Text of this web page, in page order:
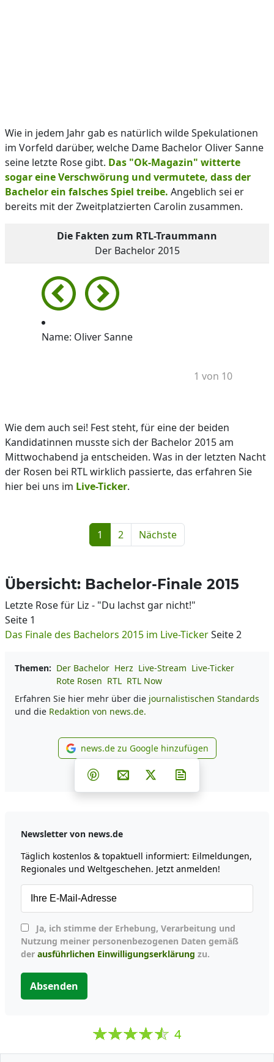
Wie in jedem Jahr gab es natürlich wilde Spekulationen
im Vorfeld darüber, welche Dame Bachelor Oliver Sanne
seine letzte Rose gibt. Das "Ok-Magazin" witterte
sogar eine Verschwörung und vermutete, dass der
Bachelor ein falsches Spiel treibe. Angeblich sei er
bereits mit der Zweitplatzierten Carolin zusammen.
Die Fakten zum RTL-Traummann
Der Bachelor 2015
Name: Oliver Sanne
1 von 10
Wie dem auch sei! Fest steht, für eine der beiden
Kandidatinnen musste sich der Bachelor 2015 am
Mittwochabend ja entscheiden. Was in der letzten Nacht
der Rosen bei RTL wirklich passierte, das erfahren Sie
hier bei uns im Live-Ticker.
1 2 Nächste
Übersicht: Bachelor-Finale 2015
Letzte Rose für Liz - "Du lachst gar nicht!"
Seite 1
Das Finale des Bachelors 2015 im Live-TickerSeite 2
Themen: Der Bachelor Herz Live-Stream Live-Ticker
Rote Rosen RTL RTL Now
Erfahren Sie hier mehr über die journalistischen Standards
und die Redaktion von news.de.
news.de zu Google
news.de zu Google hinzufügen
Teilen auf Facebook
Teilen auf Whatsapp
Teilen auf Telegram
Teilen auf Pinterest
Per E-Mail teilen
Post auf X
Newsletter von news.de
Täglich kostenlos & topaktuell informiert: Eilmeldungen,
Regionales und Weltgeschehen. Jetzt anmelden!
Nutzung meiner personenbezogenen Daten gemäß
der ausführlichen Einwilligungserklärung zu.
Absenden
4